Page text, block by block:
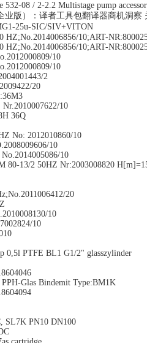
532-08 / 2-2.2 Multistage pump
业版）：译者工具包翻译器商机洞察
25u-SIC/SIV+VITON
10;ART-
10;ART-
10
10
2
20
10
36Q
No: 2012010860/10
10
10
80-13/2 50HZ Nr:2003008820
20
10
10
0,5l PTFE BL1 G1/2" glasszylinder
Glas Bindemit Type:BM1K
SL7K PN10 DN100